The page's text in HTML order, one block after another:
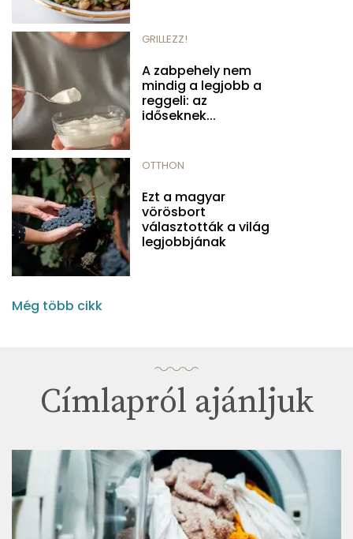
GRILLEZZ!
A zabpehely nem
mindig a legjobb a
reggeli: az
időseknek...
OTTHON
Ezt a magyar
vörösbort
választották a világ
legjobbjának
Még több cikk
Címlapról ajánljuk